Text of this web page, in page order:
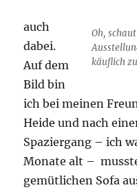
Oh,
käuflich
auch
dabei.
Auf dem
Bild bin
ich bei meinen
Heide und nach
Spaziergang – ich
Monate alt –
gemütlichen Sofa